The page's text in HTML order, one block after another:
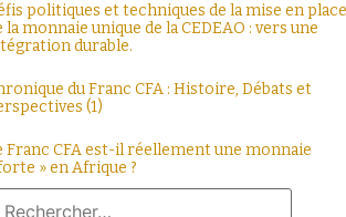
extraire,
transporter ou
elle a besoin cède
progressivement
sa force et sa
souveraineté à
d'autres.
politiques et techniques de la mise en place
la monnaie unique de la CEDEAO : vers une
durable.
du Franc CFA : Histoire, Débats et
(1)
Franc CFA est-il réellement une monnaie
» en Afrique ?